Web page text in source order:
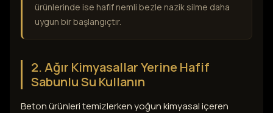
ürünlerinde ise hafif nemli bezle nazik silme daha
uygun bir başlangıçtır.
2. Ağır Kimyasallar Yerine Hafif
Sabunlu Su Kullanın
Beton ürünleri temizlerken yoğun kimyasal içeren